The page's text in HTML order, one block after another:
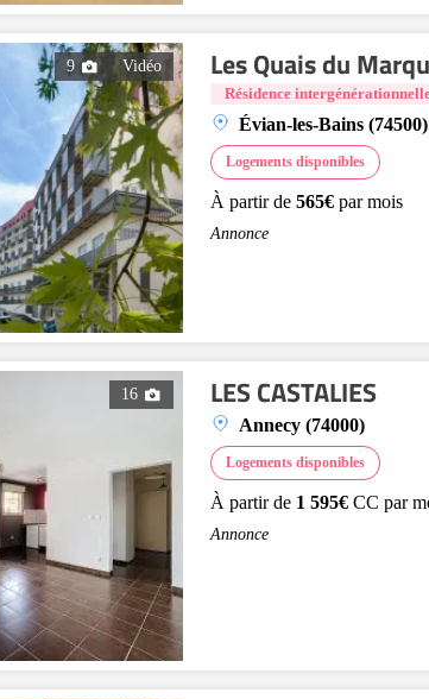
9 Vidéo Les Quais du
Résidence
Évian-les-Bains (74500)
Logements disponibles
À partir de 565€ par mois
Annonce
16 LES CASTALIES
Annecy (74000)
Logements disponibles
À partir de 1 595€ CC par
Annonce